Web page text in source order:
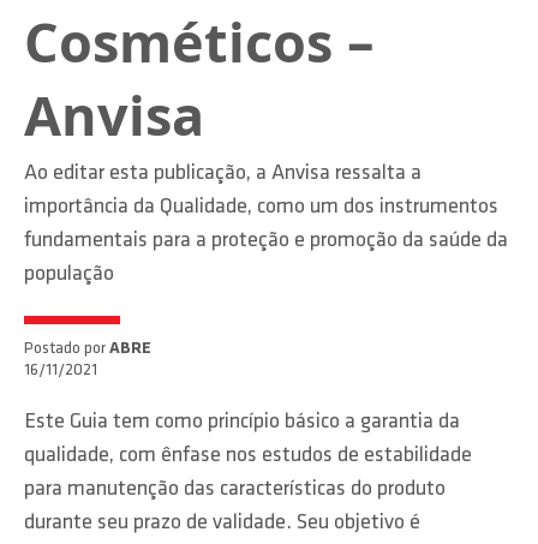
Cosméticos –
Anvisa
Ao editar esta publicação, a Anvisa ressalta a
importância da Qualidade, como um dos instrumentos
fundamentais para a proteção e promoção da saúde da
população
Postado por ABRE
16/11/2021
Este Guia tem como princípio básico a garantia da
qualidade, com ênfase nos estudos de estabilidade
para manutenção das características do produto
durante seu prazo de validade. Seu objetivo é